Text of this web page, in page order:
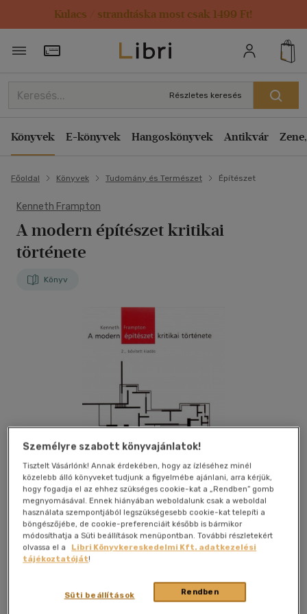
Kulacs / strandtáska most csak 1499 Ft!
Törzsvásárlói Kártya adatai
Részletes keresés
Könyvek E-könyvek Hangoskönyvek Antikvár
Főoldal Könyvek Tudomány és Természet Építészet
Kenneth Frampton
A modern építészet kritikai
története
Könyv
Kívánságlistához adom Megosztom
Terc Kereskedelmi És Szolg.kft 2009|magyar nyelvű
|568 oldal
Személyre szabott könyvajánlatok!
Tisztelt Vásárlónk! Annak érdekében, hogy az ízléséhez minél
közelebb álló könyveket tudjunk a figyelmébe ajánlani, arra kérjük,
hogy fogadja el az ehhez szükséges cookie-kat a „Rendben” gomb
megnyomásával. Ennek hiányában weboldalunk csak a weboldal
használata szempontjából legszükségesebb cookie-kat telepíti a
böngészőjébe, de cookie-preferenciáit később is bármikor
módosíthatja a Süti beállítások menüpontban. További részletekért
olvassa el a
Libri Könyvkereskedelmi Kft. adatkezelési
tájékoztatóját!
Rendben
Süti beállítások